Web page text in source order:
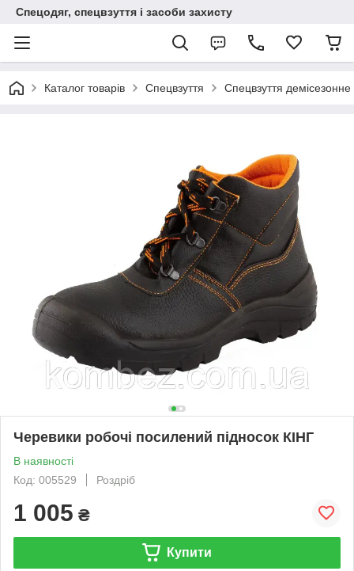
Спецодяг, спецвзуття і засоби захисту
Каталог товарів Спецвзуття Спецвзуття демісезонне
Черевики робочі посилений підносок КІНГ
В наявності
Код: 005529
Роздріб
1 005 ₴
Купити